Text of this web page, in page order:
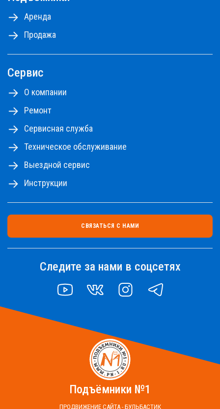
подъемники - до 48м.
ПРАЙС-ЛИСТ НА РЕМОНТНЫЕ РАБОТЫ
Аренда
Продажа
Сервис
О компании
Ремонт
Сервисная служба
Техническое обслуживание
Выездной сервис
Инструкции
СВЯЗАТЬСЯ С НАМИ
Следите за нами в соцсетях
YOUTUBE VK INSTAGRAMTELEGRAM
Подъёмники №1
ПРОДВИЖЕНИЕ САЙТА - БУЛЬБАСТИК